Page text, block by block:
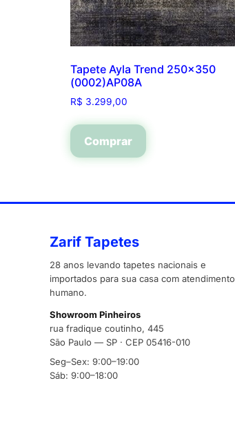
Tapete Ayla Trend 250×350
(0002)AP08A
R$ 3.299,00
Comprar
Zarif Tapetes
28 anos levando tapetes nacionais e
importados para sua casa com atendimento
humano.
Showroom Pinheiros
rua fradique coutinho, 445
São Paulo — SP · CEP 05416-010
Seg–Sex: 9:00–19:00
Sáb: 9:00–18:00